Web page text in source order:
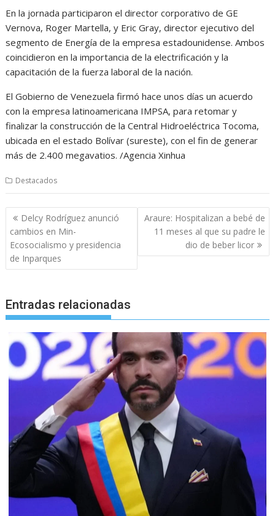
En la jornada participaron el director corporativo de GE
Vernova, Roger Martella, y Eric Gray, director ejecutivo del
segmento de Energía de la empresa estadounidense. Ambos
coincidieron en la importancia de la electrificación y la
capacitación de la fuerza laboral de la nación.
El Gobierno de Venezuela firmó hace unos días un acuerdo
con la empresa latinoamericana IMPSA, para retomar y
finalizar la construcción de la Central Hidroeléctrica Tocoma,
ubicada en el estado Bolívar (sureste), con el fin de generar
más de 2.400 megavatios. /Agencia Xinhua
Destacados
Navegación
de
entradas
Delcy Rodríguez anunció
cambios en Min-
Ecosocialismo y presidencia
de Inparques
Araure: Hospitalizan a bebé de
11 meses al que su padre le
dio de beber licor
Entradas relacionadas